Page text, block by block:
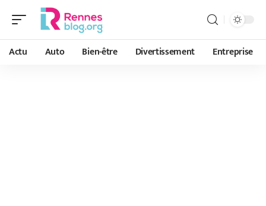
Actu Auto Bien-être Divertissement Entreprise